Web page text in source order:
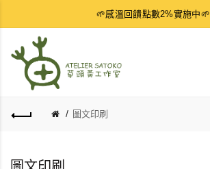
🌱感溫回饋點數2%實施中🌱
圖文印刷